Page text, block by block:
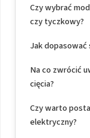
Czy wybrać
czy tyczkowy?
Jak dopasować
Na co zwrócić
cięcia?
Czy warto
elektryczny?